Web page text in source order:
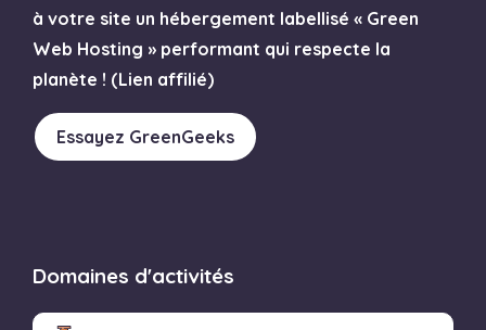
à votre site un hébergement labellisé « Green
Web Hosting » performant qui respecte la
planète ! (Lien affilié)
Essayez GreenGeeks
Domaines d'activités